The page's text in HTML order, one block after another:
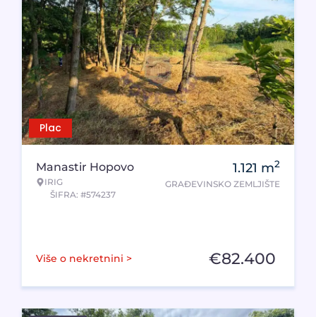
Plac
Manastir Hopovo
IRIG
ŠIFRA: #574237
1.121 m2
GRAĐEVINSKO ZEMLJIŠTE
Više o nekretnini > €82.400